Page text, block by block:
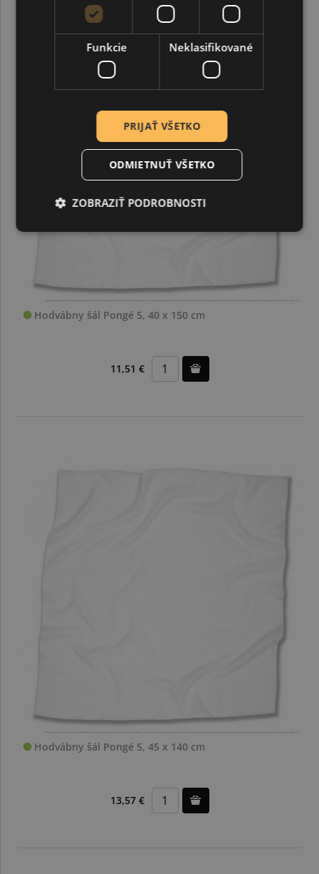
Hodvábny šál Pongé 5, 40 x 150 cm
11,51 €
Hodvábny šál Pongé 5, 45 x 140 cm
13,57 €
Funkcie Neklasifikované
PRIJAŤ VŠETKO
ODMIETNUŤ VŠETKO
ZOBRAZIŤ PODROBNOSTI